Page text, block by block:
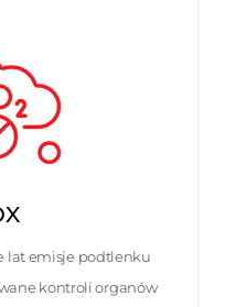
lat emisje podtlenku
kontroli organów